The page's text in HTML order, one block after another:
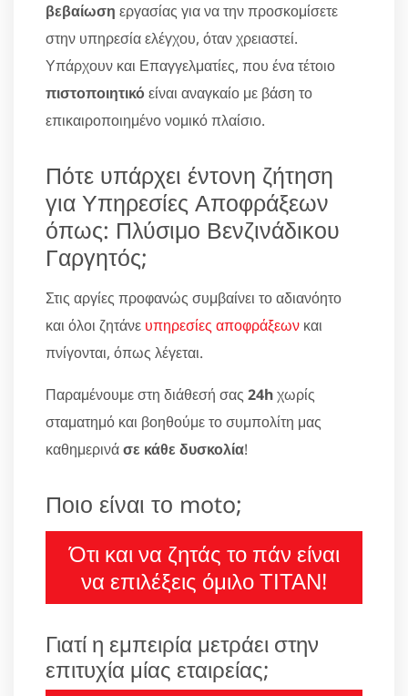
βεβαίωση εργασίας για να την προσκομίσετε
στην υπηρεσία ελέγχου, όταν χρειαστεί.
Υπάρχουν και Επαγγελματίες, που ένα τέτοιο
πιστοποιητικόείναι αναγκαίο με βάση το
επικαιροποιημένο νομικό πλαίσιο.
Πότε υπάρχει έντονη ζήτηση
για Υπηρεσίες Αποφράξεων
όπως: Πλύσιμο Βενζινάδικου
Γαργητός;
Στις αργίες προφανώς συμβαίνει το αδιανόητο
και όλοι ζητάνε υπηρεσίες αποφράξεων και
πνίγονται, όπως λέγεται.
Παραμένουμε στη διάθεσή σας 24hχωρίς
σταματημό και βοηθούμε το συμπολίτη μας
καθημερινάσε κάθε δυσκολία!
Ποιο είναι το moto;
Ότι και να ζητάς το πάν είναι
να επιλέξεις όμιλο ΤΙΤΑΝ!
Γιατί η εμπειρία μετράει στην
επιτυχία μίας εταιρείας;